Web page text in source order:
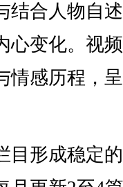
结合人物自
心变化。视
情感历程，
形成稳定